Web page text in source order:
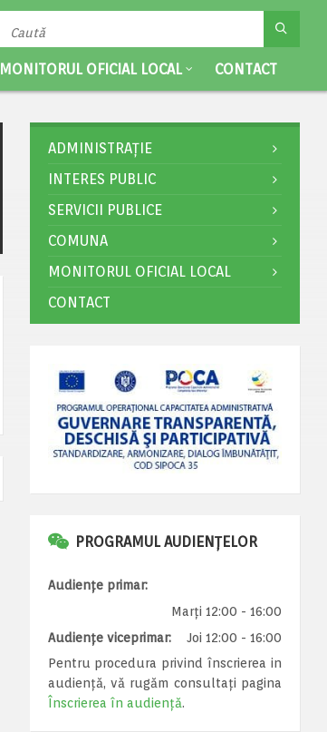
MONITORUL OFICIAL LOCAL CONTACT
ADMINISTRAȚIE
INTERES PUBLIC
SERVICII PUBLICE
COMUNA
MONITORUL OFICIAL LOCAL
CONTACT
PROGRAMUL AUDIENȚELOR
Audiențe primar:
Marți 12:00 - 16:00
Audiențe viceprimar:
Joi 12:00 - 16:00
Pentru procedura privind înscrierea in
audiență, vă rugăm consultați pagina
Înscrierea în audiență.